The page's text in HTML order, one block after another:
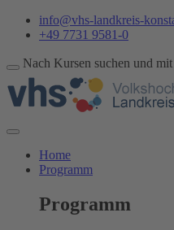
info@vhs-landkreis-
+49 7731 9581-0
Nach Kursen suchen und
Home
Programm
Programm